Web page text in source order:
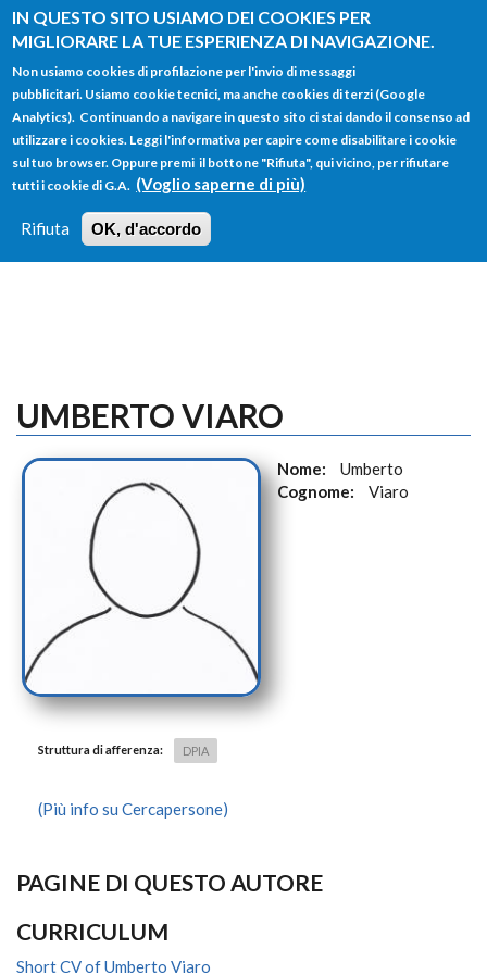
IN QUESTO SITO USIAMO DEI COOKIES PER
MIGLIORARE LA TUE ESPERIENZA DI NAVIGAZIONE.
Non usiamo cookies di profilazione per l'invio di messaggi
pubblicitari. Usiamo cookie tecnici, ma anche cookies di terzi (Google
Analytics). Continuando a navigare in questo sito ci stai dando il consenso ad
utilizzare i cookies. Leggi l'informativa per capire come disabilitare i cookie
sul tuo browser. Oppure premi il bottone "Rifiuta", qui vicino, per rifiutare
tutti i cookie di G.A. (Voglio saperne di più)
Rifiuta OK, d'accordo
Salta al contenuto principale
FORM
DI
RICERCA
Main menu
HOME TUTTI I PROFILI
LOGIN
UMBERTO VIARO
Nome:
Umberto
Cognome:
Viaro
Struttura di afferenza: DPIA
(Più info su Cercapersone)
PAGINE DI QUESTO AUTORE
CURRICULUM
Short CV of Umberto Viaro